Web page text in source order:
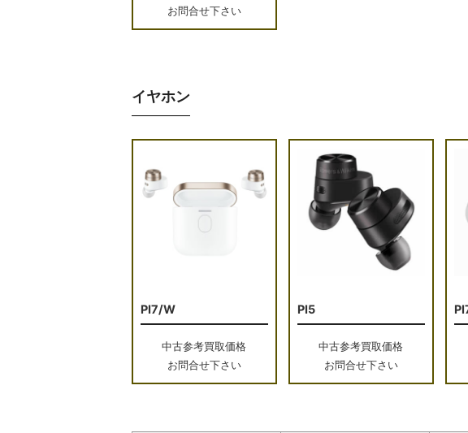
お問合せ下さい
イヤホン
PI7/W
中古参考買取価格
お問合せ下さい
PI5
中古参考買取価格
お問合せ下さい